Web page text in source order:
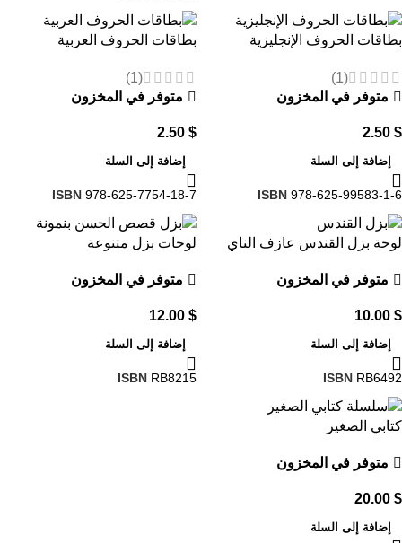
بطاقات الحروف الإنجليزية
(1)
متوفر في المخزون
2.50 $
إضافة إلى السلة
ISBN 978-625-99583-1-6
بطاقات الحروف العربية
(1)
متوفر في المخزون
2.50 $
إضافة إلى السلة
ISBN 978-625-7754-18-7
لوحة بزل القندس عازف الناي
متوفر في المخزون
10.00 $
إضافة إلى السلة
ISBN RB6492
لوحات بزل متنوعة
متوفر في المخزون
12.00 $
إضافة إلى السلة
ISBN RB8215
كتابي الصغير
متوفر في المخزون
20.00 $
إضافة إلى السلة